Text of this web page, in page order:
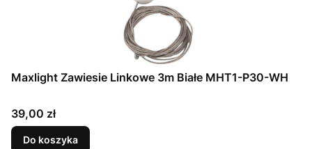
Maxlight Zawiesie Linkowe 3m Białe MHT1-P30-WH
Cena
39,00 zł
Do koszyka